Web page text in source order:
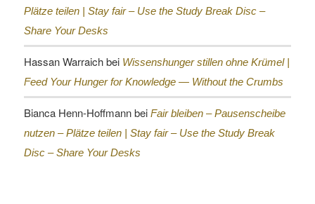
Plätze teilen | Stay fair – Use the Study Break Disc –
Share Your Desks
Hassan Warraichbei Wissenshunger stillen ohne Krümel |
Feed Your Hunger for Knowledge — Without the Crumbs
Bianca Henn-Hoffmannbei Fair bleiben – Pausenscheibe
nutzen – Plätze teilen | Stay fair – Use the Study Break
Disc – Share Your Desks